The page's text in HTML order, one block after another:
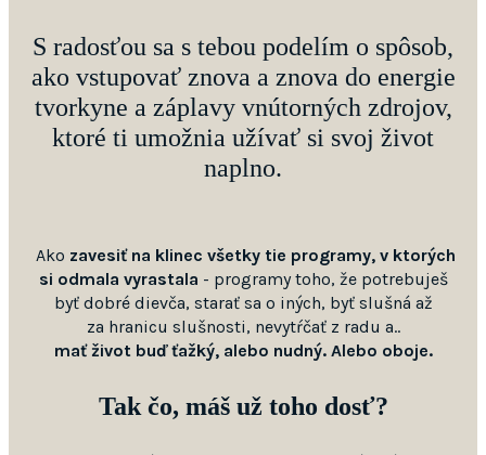
S radosťou sa s tebou podelím o spôsob,
ako vstupovať znova a znova do energie
tvorkyne a záplavy vnútorných zdrojov,
ktoré ti umožnia užívať si svoj život
naplno.
Ako zavesiť na klinec všetky tie programy, v ktorých
si odmala vyrastala - programy toho, že potrebuješ
byť dobré dievča, starať sa o iných, byť slušná až
za hranicu slušnosti, nevytŕčať z radu a..
mať život buď ťažký, alebo nudný. Alebo oboje.
Tak čo, máš už toho dosť?